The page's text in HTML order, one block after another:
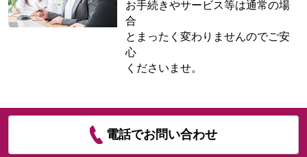
お手続きやサービス等は通常の場
合
とまったく変わりませんのでご安
心
くださいませ。
電話でお問い合わせ